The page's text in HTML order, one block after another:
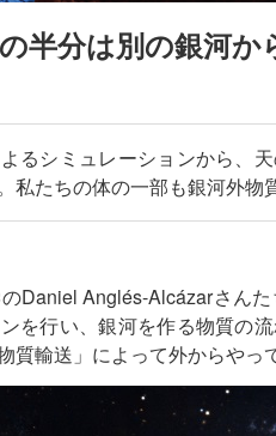
半分は別の銀河か
るシミュレーションから、
私たちの体の一部も銀河外物
Daniel Anglés-Alcázarさん
を行い、銀河を作る物質の
質輸送」によって外からやっ